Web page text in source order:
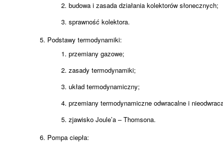
budowa i zasada działania kolektorów słonecznych;
sprawność kolektora.
Podstawy termodynamiki:
przemiany gazowe;
zasady termodynamiki;
układ termodynamiczny;
przemiany termodynamiczne odwracalne i
zjawisko Joule’a – Thomsona.
Pompa ciepła: